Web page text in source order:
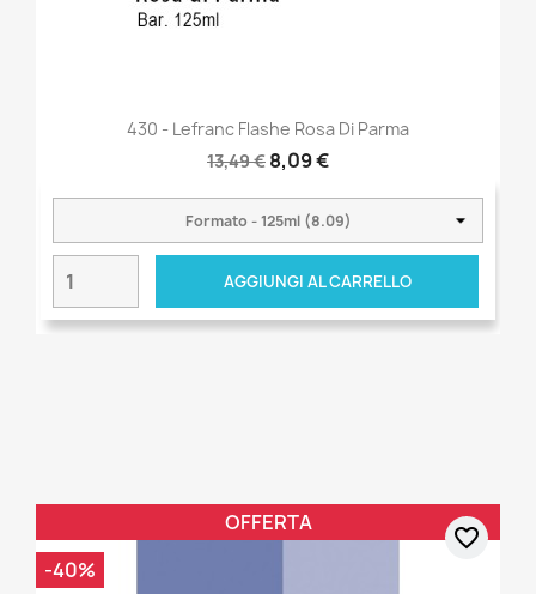
430 - Lefranc Flashe Rosa Di Parma
13,49 € 8,09 €
AGGIUNGI AL CARRELLO
OFFERTA
-40%
favorite_border